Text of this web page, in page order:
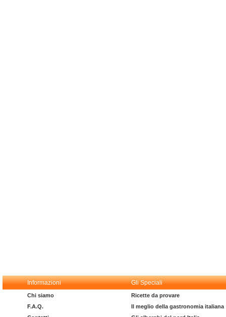
Informazioni Gli Speciali
Chi siamo
F.A.Q.
Ricette da provare
Il meglio della gastronomia italiana